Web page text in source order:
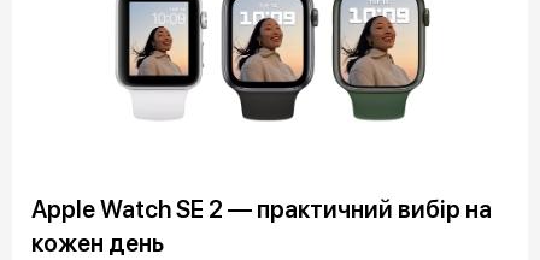
Apple Watch SE 2 — практичний вибір на
кожен день